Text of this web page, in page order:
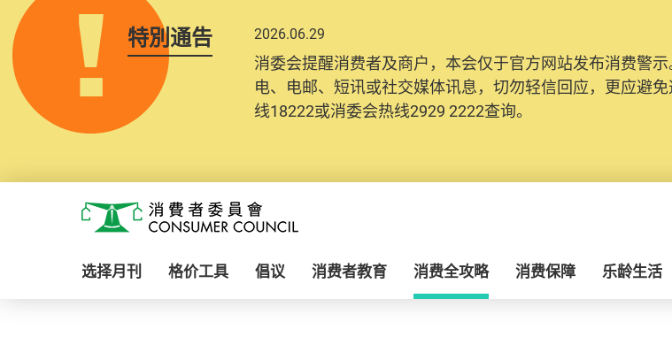
特別通告 2026.06.29
消委会提醒消费者及商户，本会仅于官方网站发布消费警
电、电邮、短讯或社交媒体讯息，切勿轻信回应，更应避
线18222或消委会热线2929 2222查询。
消费者委员会
选择月刊 格价工具 倡议 消费者教育 消费全攻略 消费保障 乐龄生活